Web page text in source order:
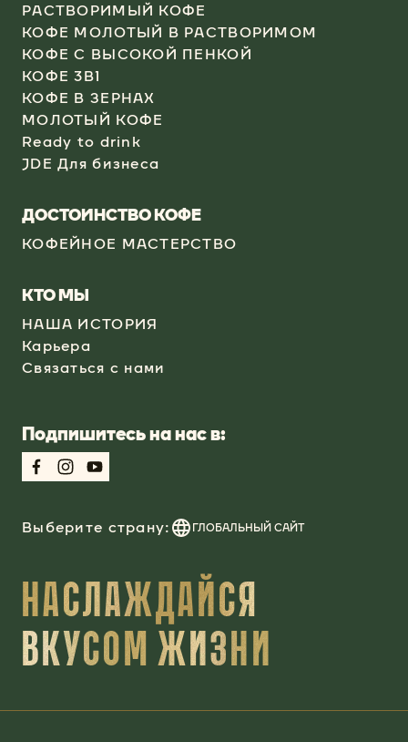
РАСТВОРИМЫЙ КОФЕ
КОФЕ МОЛОТЫЙ В РАСТВОРИМОМ
КОФЕ С ВЫСОКОЙ ПЕНКОЙ
КОФЕ 3В1
КОФЕ В ЗЕРНАХ
МОЛОТЫЙ КОФЕ
Ready to drink
JDE Для бизнеса
ДОСТОИНСТВО КОФЕ
КОФЕЙНОЕ МАСТЕРСТВО
КТО МЫ
НАША ИСТОРИЯ
Карьера
Связаться с нами
Подпишитесь на нас в:
Выберите страну: ГЛОБАЛЬНЫЙ САЙТ
НАСЛАЖДАЙСЯ
ВКУСОМ ЖИЗНИ